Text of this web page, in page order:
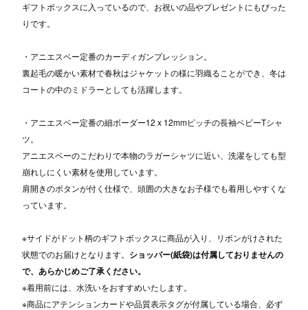
ギフトボックスに入っているので、お祝いの品やプレゼントにもぴった
りです。
・アニエスベー定番のカーディガンプレッション。
裏起毛の暖かい素材で春秋はジャケットの様に羽織ることができ、冬は
コートの中のミドラーとしても活躍します。
・アニエスベー定番の細ボーダー12 x 12mmピッチの長袖ベビーTシャ
ツ。
アニエスベーのこだわりで本物のラガーシャツに近い、洗濯をしても型
崩れしにくい素材を使用しています。
肩開きのボタンが付く仕様で、頭囲の大きなお子様でも着用しやすくな
っています。
※サイドがドット柄のギフトボックスに商品が入り、リボンがけされた
状態でのお届けとなります。 ショッパー(紙袋)は付属しておりませんの
で、あらかじめご了承ください。
※着用前には、水洗いをおすすめいたします。
※商品にアテンションカードや品質表示タグが付属している場合、必ず